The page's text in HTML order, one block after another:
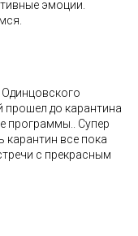
эмоции.
прошел до карантина
программы.. Супер
карантин все пока
с прекрасным